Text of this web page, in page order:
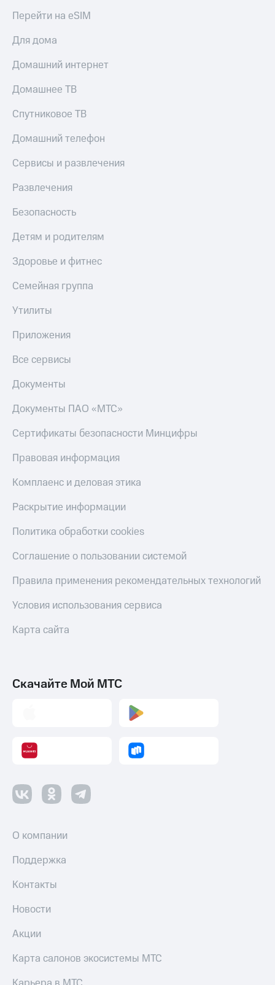
Перейти на eSIM
Для дома
Домашний интернет
Домашнее ТВ
Спутниковое ТВ
Домашний телефон
Сервисы и развлечения
Развлечения
Безопасность
Детям и родителям
Здоровье и фитнес
Семейная группа
Утилиты
Приложения
Все сервисы
Документы
Документы ПАО «МТС»
Сертификаты безопасности Минцифры
Правовая информация
Комплаенс и деловая этика
Раскрытие информации
Политика обработки cookies
Соглашение о пользовании системой
Правила применения рекомендательных технологий
Условия использования сервиса
Карта сайта
Скачайте Мой МТС
О компании
Поддержка
Контакты
Новости
Акции
Карта салонов экосистемы МТС